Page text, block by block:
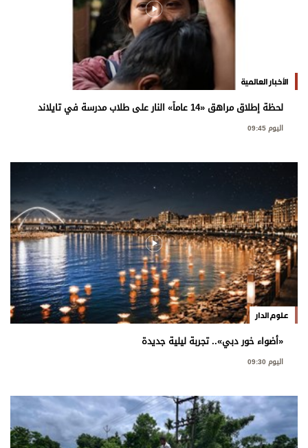
الأخبار العالمية
لحظة إطلاق مراهق «14 عاماً» النار على طلاب مدرسة في تايلاند
اليوم 09:45
علوم الدار
«أضواء خور دبي».. تجربة ليلية جديدة
اليوم 09:30